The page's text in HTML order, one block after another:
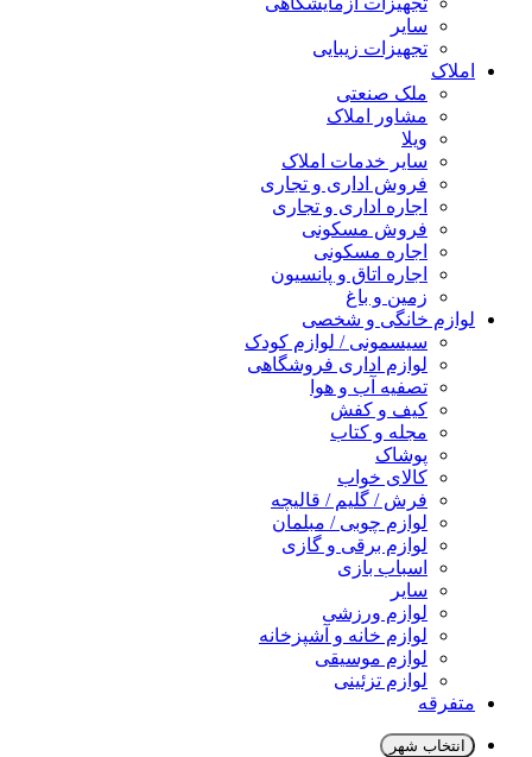
سایر
تجهیزات زیبایی
املاک
ملک صنعتی
مشاور املاک
ویلا
سایر خدمات املاک
فروش اداری و تجاری
اجاره اداری و تجاری
فروش مسکونی
اجاره مسکونی
اجاره اتاق و پانسیون
زمین و باغ
لوازم خانگی و شخصی
سیسمونی / لوازم کودک
لوازم اداری فروشگاهی
تصفیه آب و هوا
کیف و کفش
مجله و کتاب
پوشاک
کالای خواب
فرش / گلیم / قالیچه
لوازم چوبی / مبلمان
لوازم برقی و گازی
اسباب بازی
سایر
لوازم ورزشی
لوازم خانه و آشپزخانه
لوازم موسیقی
لوازم تزئینی
متفرقه
انتخاب شهر